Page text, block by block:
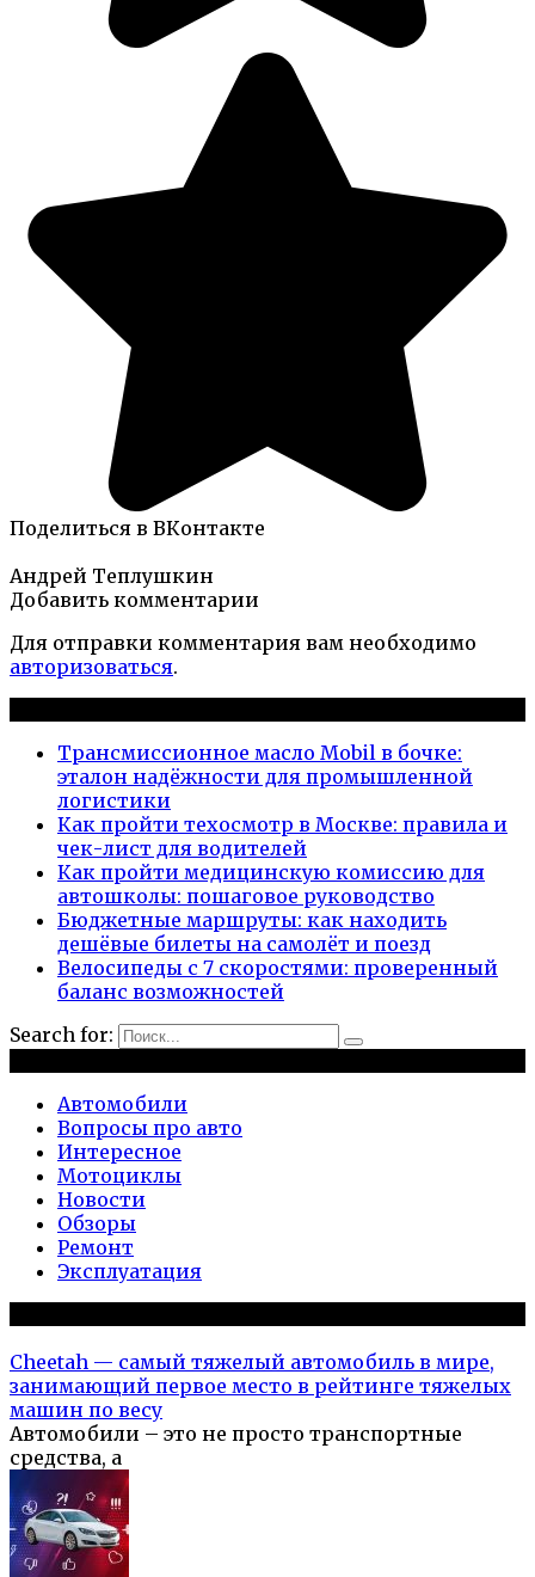
Поделиться в ВКонтакте
Андрей Теплушкин
Добавить комментарии
Для отправки комментария вам необходимо
авторизоваться.
Трансмиссионное масло Mobil в бочке:
эталон надёжности для промышленной
логистики
Как пройти техосмотр в Москве: правила и
чек-лист для водителей
Как пройти медицинскую комиссию для
автошколы: пошаговое руководство
Бюджетные маршруты: как находить
дешёвые билеты на самолёт и поезд
Велосипеды с 7 скоростями: проверенный
баланс возможностей
Search for:
Автомобили
Вопросы про авто
Интересное
Мотоциклы
Новости
Обзоры
Ремонт
Эксплуатация
Cheetah — самый тяжелый автомобиль в мире,
занимающий первое место в рейтинге тяжелых
машин по весу
Автомобили – это не просто транспортные
средства, а